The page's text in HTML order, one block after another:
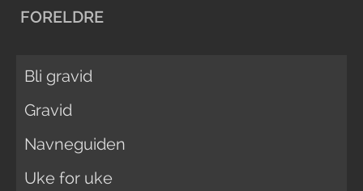
FORELDRE
Bli gravid
Gravid
Navneguiden
Uke for uke